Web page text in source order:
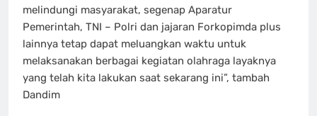
melindungi masyarakat, segenap Aparatur
Pemerintah, TNI – Polri dan jajaran Forkopimda plus
lainnya tetap dapat meluangkan waktu untuk
melaksanakan berbagai kegiatan olahraga layaknya
yang telah kita lakukan saat sekarang ini”, tambah
Dandim